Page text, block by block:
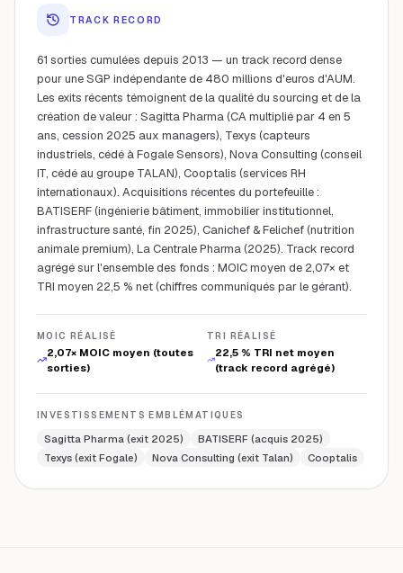
TRACK RECORD
61 sorties cumulées depuis 2013 — un track record dense
pour une SGP indépendante de 480 millions d'euros d'AUM.
Les exits récents témoignent de la qualité du sourcing et de la
création de valeur : Sagitta Pharma (CA multiplié par 4 en 5
ans, cession 2025 aux managers), Texys (capteurs
industriels, cédé à Fogale Sensors), Nova Consulting (conseil
IT, cédé au groupe TALAN), Cooptalis (services RH
internationaux). Acquisitions récentes du portefeuille :
BATISERF (ingénierie bâtiment, immobilier institutionnel,
infrastructure santé, fin 2025), Canichef & Felichef (nutrition
animale premium), La Centrale Pharma (2025). Track record
agrégé sur l'ensemble des fonds : MOIC moyen de 2,07× et
TRI moyen 22,5 % net (chiffres communiqués par le gérant).
MOIC RÉALISÉ
2,07× MOIC moyen (toutes
sorties)
TRI RÉALISÉ
22,5 % TRI net moyen
(track record agrégé)
INVESTISSEMENTS EMBLÉMATIQUES
Sagitta Pharma (exit 2025)
BATISERF (acquis 2025)
Texys (exit Fogale)
Nova Consulting (exit Talan) Cooptalis